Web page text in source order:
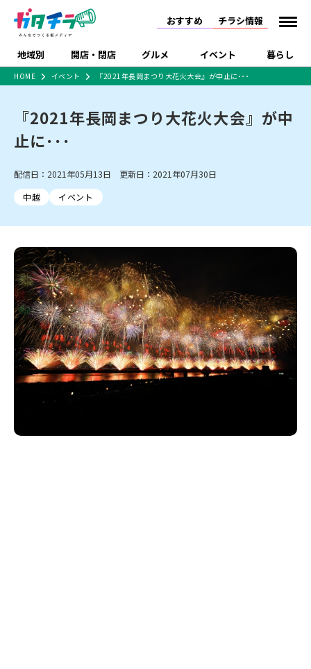
おすすめ チラシ情報
地域別 開店・閉店 グルメ イベント 暮らし
新潟市 下越
新潟市中央区 新潟市東区 新潟市西区
新潟市北区
新潟市南区
新潟市江南区 新潟市秋葉区
新潟市西蒲区
村上・関川
新発田・聖籠
胎内・粟島
三条・加茂・田上
五泉・阿賀野・阿賀
燕・弥彦
長岡・見附
小千谷・十日町・津南
魚沼・南魚沼・湯沢
柏崎・刈羽・出雲崎
開店 閉店
新潟市・開店
新潟市・閉店
ラーメン 現地レポート
ご当地グルメ 食べ歩き テイクアウト
季節・期間限定
カフェ
居酒屋・バー 焼肉
パスタ
パン・ベーカリー
タレカツ・豚カツ
デカ盛り・大盛り
旨辛・激辛
定食・町定食 海鮮・鮨
そば・うどん
日本酒・新潟清酒
ワイン・クラフトビール
ケーキ・パフェ
ビアガーデン・暑気払い
体験・販売 祭り・伝統行事
酒月
セミナー・講演会 子ども向け 花火大会
入場無料
住宅展示場
完成見学会 学生スポーツ アルビレックス
施設・ショップ
住宅メーカー・工務
食品メーカー・県産
品
観光スポット
温泉・入浴
リラクゼーション・整体
スキー場
病院・クリニック
イオンモール
ラブラ万代・ラブラ2
ビルボードプレイスBP
新潟伊勢丹
ピア万代
リバーサイド千秋
パティオPATIO
セツコママ ランキング
開店まとめ
閉店まとめ 人気記事まとめ
定食まとめ
ラーメンまとめ
飲食店まとめ
ショッピングモール・
インテリア・雑貨
外食・テイクアウト
新車・中古車・カー用品
旅行・レジャー
冠婚葬祭
習い事・塾 通販・EC イベント
求人
官公庁・自治体
新潟市 チラシ
長岡・見附 チラシ
上越・妙高・糸魚川 チラシ
注目 チラシ
週末セール
火曜セール
オープン・リニューアルセール
周年祭・感謝祭セール
年末・初売りセール
HOME イベント 『2021年長岡まつり大花火大会』が中止に･･･
『2021年長岡まつり大花火大会』が中
止に･･･
配信日：2021年05月13日 更新日：2021年07月30日
中越
イベント